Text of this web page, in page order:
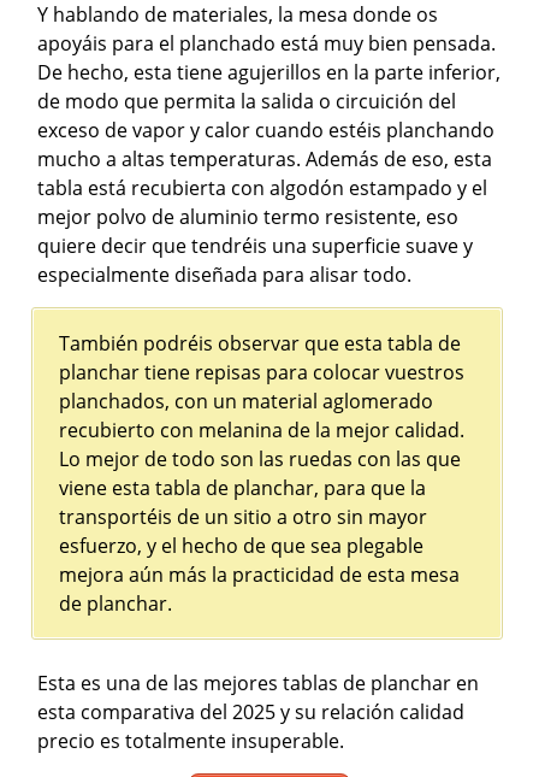
Y hablando de materiales, la mesa donde os
apoyáis para el planchado está muy bien pensada.
De hecho, esta tiene agujerillos en la parte inferior,
de modo que permita la salida o circuición del
exceso de vapor y calor cuando estéis planchando
mucho a altas temperaturas. Además de eso, esta
tabla está recubierta con algodón estampado y el
mejor polvo de aluminio termo resistente, eso
quiere decir que tendréis una superficie suave y
especialmente diseñada para alisar todo.
También podréis observar que esta tabla de
planchar tiene repisas para colocar vuestros
planchados, con un material aglomerado
recubierto con melanina de la mejor calidad.
Lo mejor de todo son las ruedas con las que
viene esta tabla de planchar, para que la
transportéis de un sitio a otro sin mayor
esfuerzo, y el hecho de que sea plegable
mejora aún más la practicidad de esta mesa
de planchar.
Esta es una de las mejores tablas de planchar en
esta comparativa del 2025 y su relación calidad
precio es totalmente insuperable.